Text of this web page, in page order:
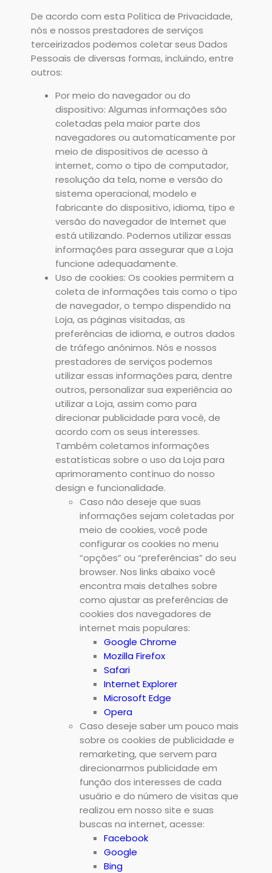
De acordo com esta Política de Privacidade,
nós e nossos prestadores de serviços
terceirizados podemos coletar seus Dados
Pessoais de diversas formas, incluindo, entre
outros:
Por meio do navegador ou do
dispositivo: Algumas informações são
coletadas pela maior parte dos
navegadores ou automaticamente por
meio de dispositivos de acesso à
internet, como o tipo de computador,
resolução da tela, nome e versão do
sistema operacional, modelo e
fabricante do dispositivo, idioma, tipo e
versão do navegador de Internet que
está utilizando. Podemos utilizar essas
informações para assegurar que a Loja
funcione adequadamente.
Uso de cookies: Os cookies permitem a
coleta de informações tais como o tipo
de navegador, o tempo dispendido na
Loja, as páginas visitadas, as
preferências de idioma, e outros dados
de tráfego anônimos. Nós e nossos
prestadores de serviços podemos
utilizar essas informações para, dentre
outros, personalizar sua experiência ao
utilizar a Loja, assim como para
direcionar publicidade para você, de
acordo com os seus interesses.
Também coletamos informações
estatísticas sobre o uso da Loja para
aprimoramento contínuo do nosso
design e funcionalidade.
Caso não deseje que suas
informações sejam coletadas por
meio de cookies, você pode
configurar os cookies no menu
“opções” ou “preferências” do seu
browser. Nos links abaixo você
encontra mais detalhes sobre
como ajustar as preferências de
cookies dos navegadores de
internet mais populares:
Google Chrome
Mozilla Firefox
Safari
Internet Explorer
Microsoft Edge
Opera
Caso deseje saber um pouco mais
sobre os cookies de publicidade e
remarketing, que servem para
direcionarmos publicidade em
função dos interesses de cada
usuário e do número de visitas que
realizou em nosso site e suas
buscas na internet, acesse:
Facebook
Google
Bing